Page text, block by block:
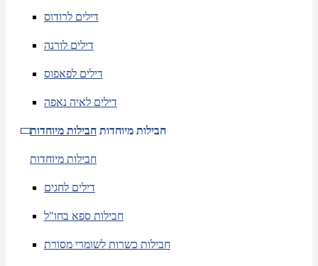
דילים לרודוס
דילים לורנה
דילים לפאפוס
דילים לאיה נאפה
חבילות מיוחדות חבילות מיוחדות
חבילות מיוחדות
דילים לחגים
חבילות ספא בחו"ל
חבילות כשרות לשומרי מסורת